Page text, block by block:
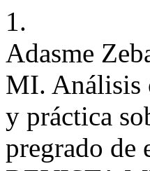
1.
Adasme
MI. Análisis
y práctica
pregrado de